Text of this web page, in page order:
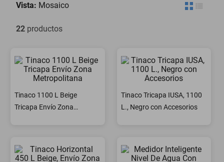
Vista: Mosaico
22 productos
Tinaco 1100 L Beige
Tricapa Envío Zona
Tinaco Tricapa IUSA, 1100
L., Negro con Accesorios